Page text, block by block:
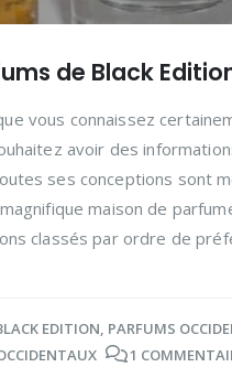
de Black
vous connaissez
avoir des
ses conceptions sont
maison de
classés par ordre de
EDITION, PARFUMS
1